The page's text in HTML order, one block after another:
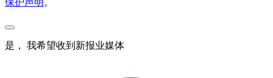
保护声明 。
是， 我希望收到新报业媒体